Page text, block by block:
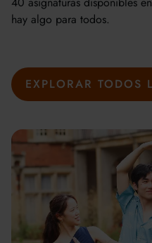
hay algo para todos.
EXPLORAR TODOS